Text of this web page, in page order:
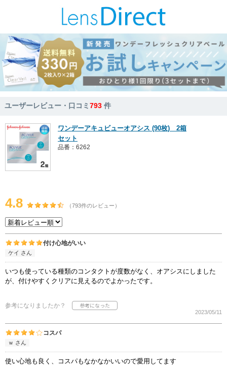
ユーザーレビュー・口コミ793 件
ワンデーアキュビューオアシス (90枚) 2箱
セット
品番：6262
4.8 （793件のレビュー）
付け心地がいい
ケイ さん
いつも使っている種類のコンタクトが度数がなく、オアシスにしました
が、付けやすくクリアに見えるのでよかったです。
参考になりましたか？
2023/05/11
コスパ
ｗ さん
使い心地も良く、コスパもなかなかいいので愛用してます